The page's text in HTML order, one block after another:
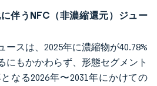
伴うNFC（非濃縮還元）ジュー
ースは、2025年に濃縮物が40.78%
にもかかわらず、形態セグメント
なる2026年〜2031年にかけての